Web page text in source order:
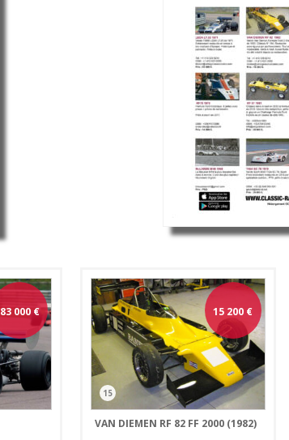
83 000€ 15 200 €
15
VAN DIEMEN RF 82 FF 2000 (1982)